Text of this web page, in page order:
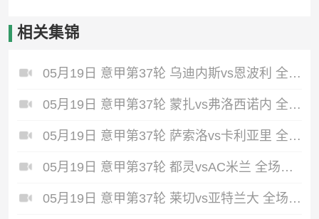
相关集锦
05月19日 意甲第37轮 乌迪内斯vs恩波利 全场录像回放
05月19日 意甲第37轮 蒙扎vs弗洛西诺内 全场录像回放
05月19日 意甲第37轮 萨索洛vs卡利亚里 全场录像回放
05月19日 意甲第37轮 都灵vsAC米兰 全场录像回放
05月19日 意甲第37轮 莱切vs亚特兰大 全场录像回放